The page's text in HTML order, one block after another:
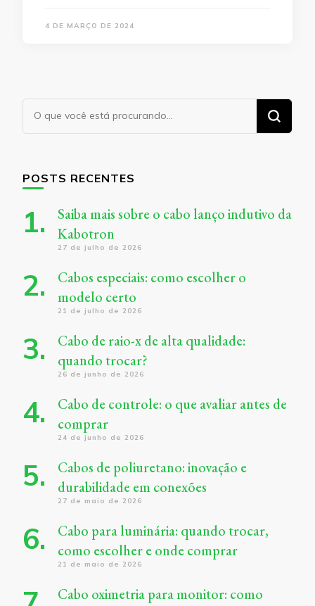
4 DE MARÇO DE 2024
Procurando
POSTS RECENTES
Saiba mais sobre o cabo lanço indutivo da
Kabotron
27 de julho de 2026
Cabos especiais: como escolher o
modelo certo
21 de julho de 2026
Cabo de raio-x de alta qualidade:
quando trocar?
26 de junho de 2026
Cabo de controle: o que avaliar antes de
comprar
24 de junho de 2026
Cabos de poliuretano: inovação e
durabilidade em conexões
27 de maio de 2026
Cabo para luminária: quando trocar,
como escolher e onde comprar
21 de maio de 2026
Cabo oximetria para monitor: como